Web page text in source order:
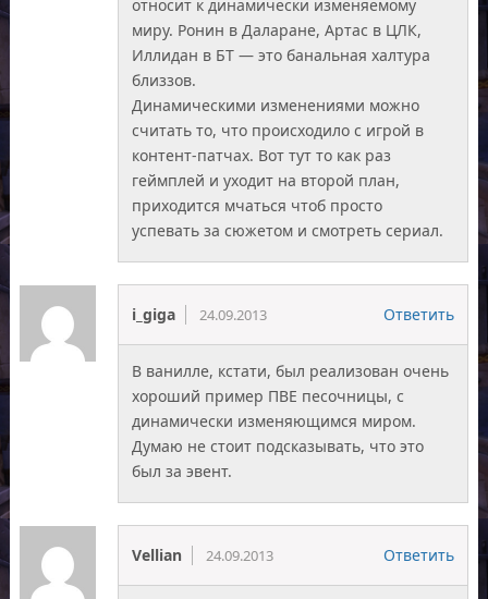
относит к динамически изменяемому
миру. Ронин в Даларане, Артас в ЦЛК,
Иллидан в БТ — это банальная халтура
близзов.
Динамическими изменениями можно
считать то, что происходило с игрой в
контент-патчах. Вот тут то как раз
геймплей и уходит на второй план,
приходится мчаться чтоб просто
успевать за сюжетом и смотреть сериал.
i_giga 24.09.2013 Ответить
В ванилле, кстати, был реализован очень
хороший пример ПВЕ песочницы, с
динамически изменяющимся миром.
Думаю не стоит подсказывать, что это
был за эвент.
Vellian 24.09.2013 Ответить